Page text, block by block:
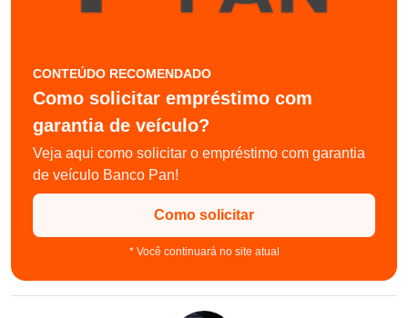
CONTEÚDO RECOMENDADO
Como solicitar empréstimo com
garantia de veículo?
Veja aqui como solicitar o empréstimo com garantia
de veículo Banco Pan!
Como solicitar
* Você continuará no site atual